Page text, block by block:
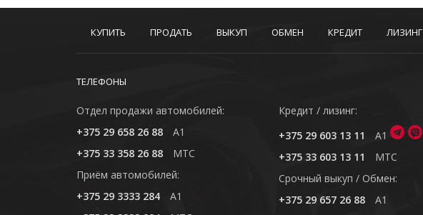
КУПИТЬ ПРОДАТЬ ВЫКУП ОБМЕН КРЕДИТ ЛИЗИНГ
ТЕЛЕФОНЫ
Отдел продажи автомобилей:
+375 29 658 26 88
A1
+375 33 358 26 88
MTC
Приём автомобилей:
+375 29 3333 284
A1
Кредит / лизинг:
+375 29 603 13 11
A1
+375 33 603 13 11
MTC
Cрочный выкуп / Обмен:
+375 29 657 26 88
A1